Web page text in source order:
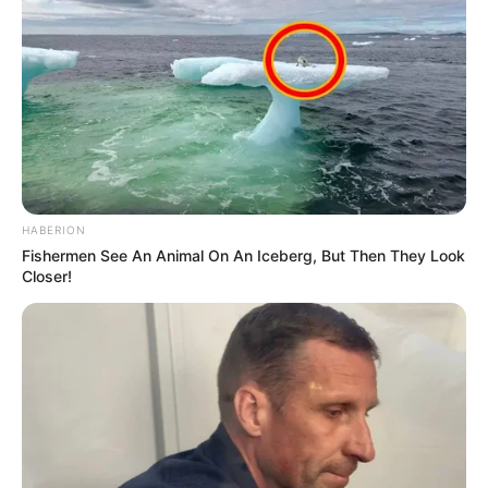
info@groza-news.info
КАТЕГОРІЇ
Без рубрики
HABERION
Fishermen See An Animal On An Iceberg, But Then They Look
Closer!